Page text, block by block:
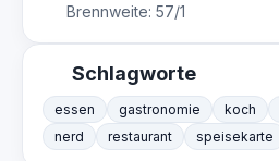
Brennweite: 57/1
Schlagworte
essen gastronomie koch
nerd
restaurant speisekarte